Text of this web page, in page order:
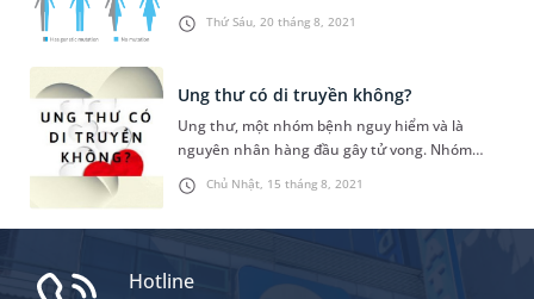
Thứ Sáu, 20 tháng 8, 2021
liên hệ giữa các thành viên trong gia đình với
nguy cơ mắc bệnh ung thư cùng loại. Trong lúc
chuyên gia đồng thời phát hiện tiền sử ung thư
trong gia đình còn có th...
Chủ Nhật, 15 tháng 8, 2021
Ung thư có di truyền không?
Ung thư, một nhóm bệnh nguy hiểm và là
nguyên nhân hàng đầu gây tử vong. Nhóm
bệnh này đã và đang được sự quan tâm rất
nhiều của các nhà khoa học, bác sĩ và người
Hotline